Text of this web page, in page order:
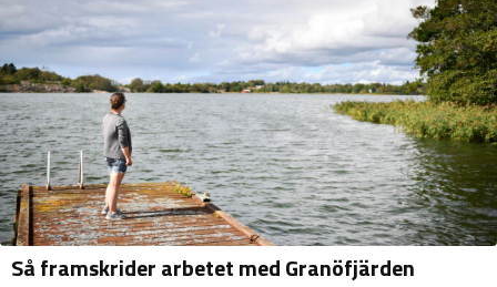
Så framskrider arbetet med Granöfjärden